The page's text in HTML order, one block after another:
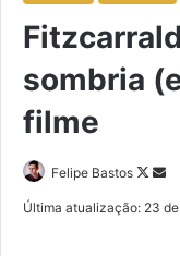
sombria
filme
Felipe Bastos
Última atualização: 23